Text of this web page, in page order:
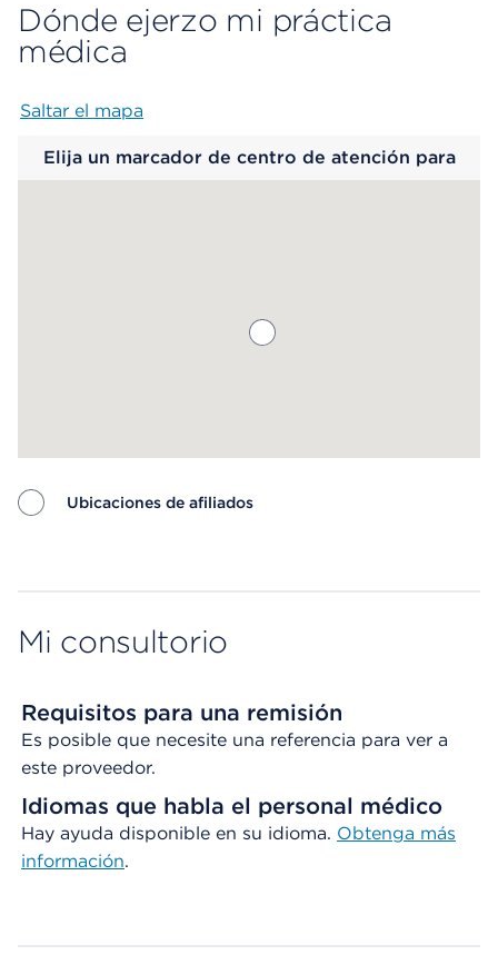
Dónde ejerzo mi práctica
médica
Saltar el mapa
Elija un marcador de centro de atención para
Ubicaciones de afiliados
Mi consultorio
Requisitos para una remisión
Es posible que necesite una referencia para ver a
este proveedor.
Idiomas que habla el personal médico
Hay ayuda disponible en su idioma. Obtenga más
información.